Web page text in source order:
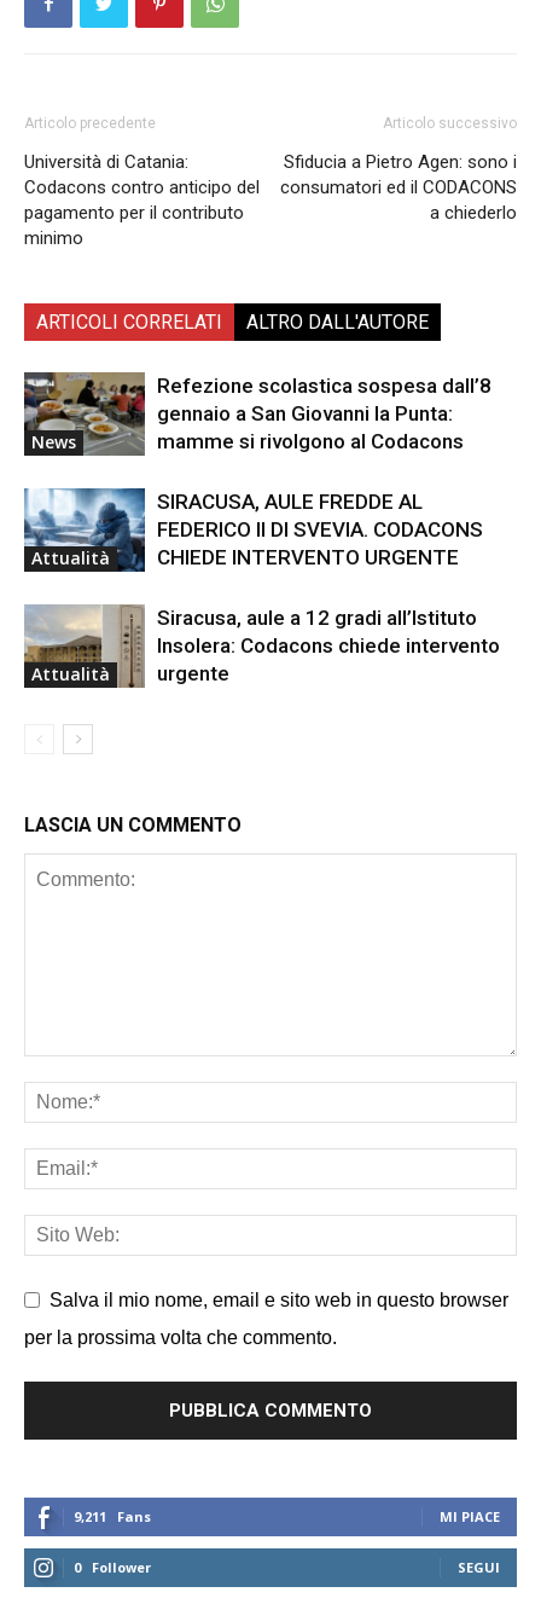
Articolo precedente
Università di Catania:
Codacons contro anticipo del
pagamento per il contributo
minimo
Articolo successivo
Sfiducia a Pietro Agen: sono i
consumatori ed il CODACONS
a chiederlo
ARTICOLI CORRELATI ALTRO DALL'AUTORE
News
Refezione scolastica sospesa dall’8
gennaio a San Giovanni la Punta:
mamme si rivolgono al Codacons
Attualità
SIRACUSA, AULE FREDDE AL
FEDERICO II DI SVEVIA. CODACONS
CHIEDE INTERVENTO URGENTE
Attualità
Siracusa, aule a 12 gradi all’Istituto
Insolera: Codacons chiede intervento
urgente
LASCIA UN COMMENTO
Salva il mio nome, email e sito web in questo browser
per la prossima volta che commento.
9,211 Fans MI PIACE
0 Follower SEGUI